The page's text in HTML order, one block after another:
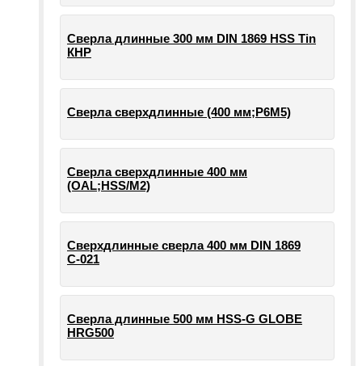
Сверла длинные 300 мм DIN 1869 HSS Tin
КНР
Сверла сверхдлинные (400 мм;Р6М5)
Сверла сверхдлинные 400 мм
(OAL;HSS/M2)
Сверхдлинные сверла 400 мм DIN 1869
С-021
Сверла длинные 500 мм HSS-G GLOBE
HRG500